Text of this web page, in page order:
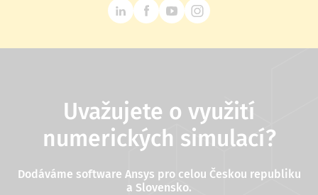
Uvažujete o využití
numerických simulací?
Dodáváme software Ansys pro celou Českou republiku
a Slovensko.